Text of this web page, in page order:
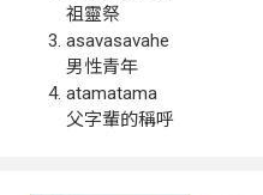
祖靈祭
asavasavahe
男性青年
atamatama
父字輩的稱呼